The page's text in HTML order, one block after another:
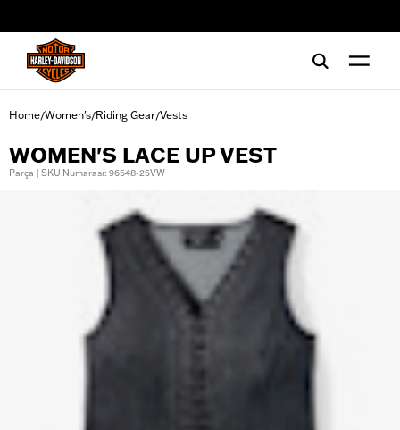
Home/Women's/Riding Gear/Vests
WOMEN'S LACE UP VEST
Parça | SKU Numarası: 96548-25VW